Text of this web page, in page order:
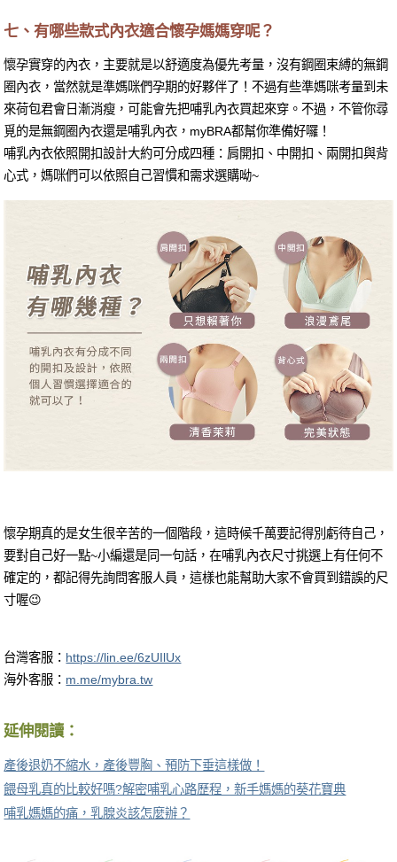
七、有哪些款式內衣適合懷孕媽媽穿呢？
懷孕實穿的內衣，主要就是以舒適度為優先考量，沒有鋼圈束縛的無鋼
圈內衣，當然就是準媽咪們孕期的好夥伴了！不過有些準媽咪考量到未
來荷包君會日漸消瘦，可能會先把哺乳內衣買起來穿。不過，不管你尋
覓的是無鋼圈內衣還是哺乳內衣，myBRA都幫你準備好囉！
哺乳內衣依照開扣設計大約可分成四種：肩開扣、中開扣、兩開扣與背
心式，媽咪們可以依照自己習慣和需求選購呦~
懷孕期真的是女生很辛苦的一個階段，這時候千萬要記得別虧待自己，
要對自己好一點~小編還是同一句話，在哺乳內衣尺寸挑選上有任何不
確定的，都記得先詢問客服人員，這樣也能幫助大家不會買到錯誤的尺
寸喔😉
台灣客服： https://lin.ee/6zUIlUx
海外客服： m.me/mybra.tw
延伸閱讀：
產後退奶不縮水，產後豐胸、預防下垂這樣做！
餵母乳真的比較好嗎?解密哺乳心路歷程，新手媽媽的葵花寶典
哺乳媽媽的痛，乳腺炎該怎麼辦？